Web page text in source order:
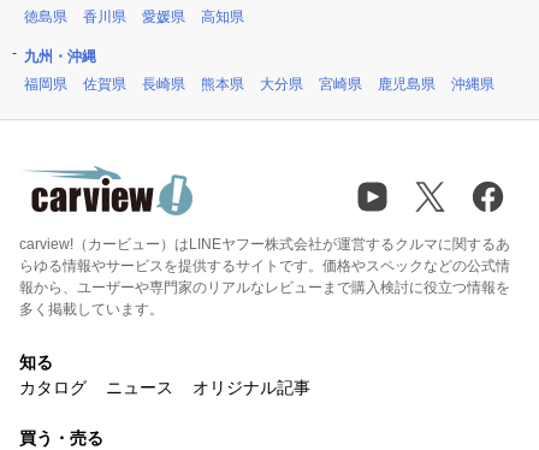
徳島県
香川県 愛媛県 高知県
九州・沖縄
福岡県
佐賀県 長崎県 熊本県 大分県 宮崎県 鹿児島県 沖縄県
carview!（カービュー）はLINEヤフー株式会社が運営するクルマに関するあ
らゆる情報やサービスを提供するサイトです。価格やスペックなどの公式情
報から、ユーザーや専門家のリアルなレビューまで購入検討に役立つ情報を
多く掲載しています。
知る
カタログ
ニュース オリジナル記事
買う・売る